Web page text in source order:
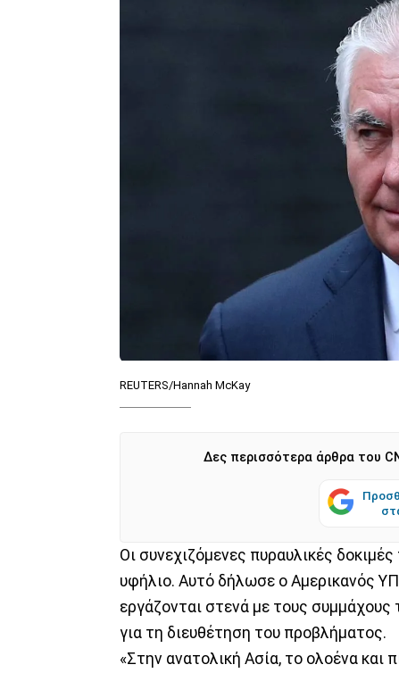
REUTERS/Hannah McKay
Δες περισσότερα άρθρα του
Οι συνεχιζόμενες πυραυλικές δοκιμές
υφήλιο. Αυτό δήλωσε ο Αμερικανός
εργάζονται στενά με τους συμμάχους
για τη διευθέτηση του προβλήματος.
«Στην ανατολική Ασία, το ολοένα και